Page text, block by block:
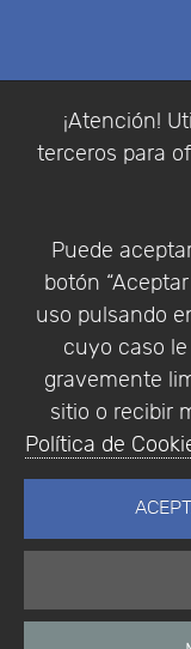
¡Atención!
terceros para
Puede
botón
uso pulsando
cuyo caso
gravemente
sitio o recibir
Política de
Empresa|
©